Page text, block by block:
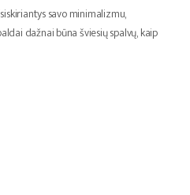
savo minimalizmu,
dažnai būna šviesių spalvų, kaip